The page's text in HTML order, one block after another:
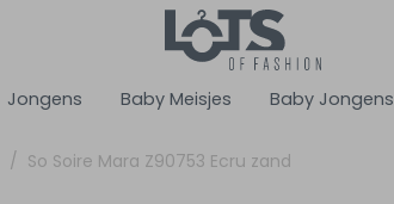
Jongens Baby Meisjes Baby Jongens
So Soire Mara Z90753 Ecru zand